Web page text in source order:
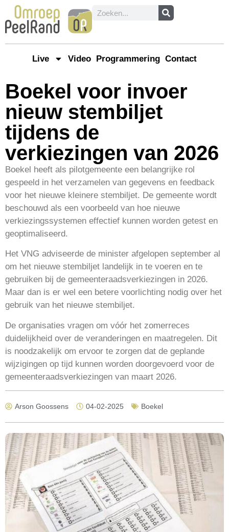
Live Video Programmering Contact
Boekel voor invoer
nieuw stembiljet
tijdens de
verkiezingen van 2026
Boekel heeft als pilotgemeente een belangrijke rol
gespeeld in het verzamelen van gegevens en feedback
voor het nieuwe kleinere stembiljet. De gemeente wordt
beschouwd als een voorbeeld van hoe nieuwe
verkiezingssystemen effectief kunnen worden getest en
geoptimaliseerd.
Het VNG adviseerde de minister afgelopen september al
om het nieuwe stembiljet landelijk in te voeren en te
gebruiken bij de gemeenteraadsverkiezingen in 2026.
Maar dan is er wel een betere voorlichting nodig over het
gebruik van het nieuwe stembiljet.
De organisaties vragen om vóór het zomerreces
duidelijkheid over de veranderingen en maatregelen. Dit
is noodzakelijk om ervoor te zorgen dat de geplande
wijzigingen op tijd kunnen worden doorgevoerd voor de
gemeenteraadsverkiezingen van maart 2026.
Arson Goossens 04-02-2025 Boekel